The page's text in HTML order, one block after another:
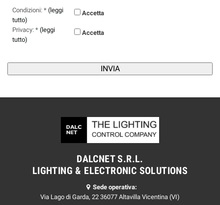
Condizioni: * (leggi
tutto)
Accetta
Privacy: * (leggi
tutto)
Accetta
DALCNET S.R.L.
LIGHTING & ELECTRONIC SOLUTIONS
Sede operativa:
Via Lago di Garda, 22 36077 Altavilla Vicentina (VI)